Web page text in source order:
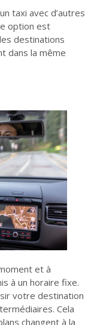
taxi avec d’autres
option est
destinations
dans la même
et à
à un horaire fixe.
votre destination
Cela
changent à la